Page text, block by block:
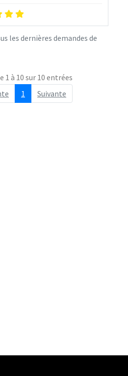
les dernières demandes de
1 à 10 sur 10 entrées
1 Suivante